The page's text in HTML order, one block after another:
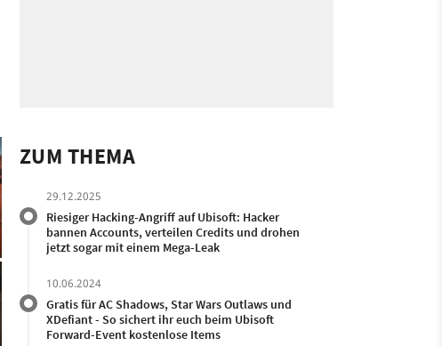
ZUM THEMA
29.12.2025
Riesiger Hacking-Angriff auf Ubisoft: Hacker
bannen Accounts, verteilen Credits und drohen
jetzt sogar mit einem Mega-Leak
10.06.2024
Gratis für AC Shadows, Star Wars Outlaws und
XDefiant - So sichert ihr euch beim Ubisoft
Forward-Event kostenlose Items